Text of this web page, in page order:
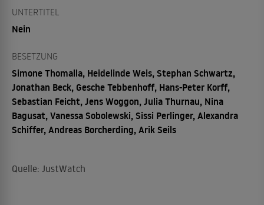
UNTERTITEL
Nein
BESETZUNG
Simone Thomalla, Heidelinde Weis, Stephan Schwartz,
Jonathan Beck, Gesche Tebbenhoff, Hans-Peter Korff,
Sebastian Feicht, Jens Woggon, Julia Thurnau, Nina
Bagusat, Vanessa Sobolewski, Sissi Perlinger, Alexandra
Schiffer, Andreas Borcherding, Arik Seils
Quelle: JustWatch